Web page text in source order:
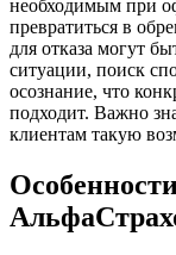
необходимым при
превратиться в
для отказа могут
ситуации, поиск
осознание, что
подходит. Важно
клиентам такую